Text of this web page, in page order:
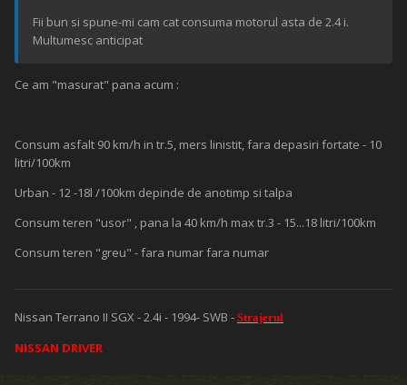
Fii bun si spune-mi cam cat consuma motorul asta de 2.4 i.
Multumesc anticipat
Ce am "masurat" pana acum :
Consum asfalt 90 km/h in tr.5, mers linistit, fara depasiri fortate - 10
litri/100km
Urban - 12 -18l /100km depinde de anotimp si talpa
Consum teren "usor" , pana la 40 km/h max tr.3 - 15...18 litri/100km
Consum teren "greu" - fara numar fara numar
Nissan Terrano II SGX - 2.4i - 1994- SWB - Strajerul
NISSAN DRIVER